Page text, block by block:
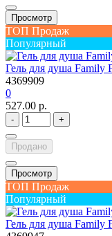
Просмотр
ТОП Продаж
Популярный
Гель для душа Family
4369909
0
527.00 р.
- +
Продано
Просмотр
ТОП Продаж
Популярный
Гель для душа Family